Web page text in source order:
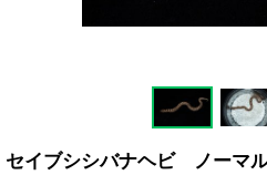
セイブシシバナヘビ ノーマ